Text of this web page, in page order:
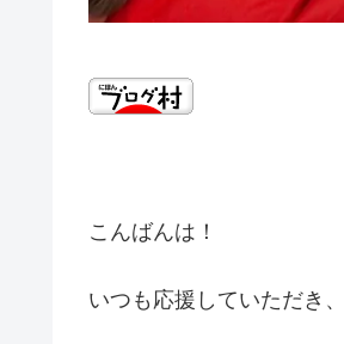
こんばんは！
いつも応援していただき